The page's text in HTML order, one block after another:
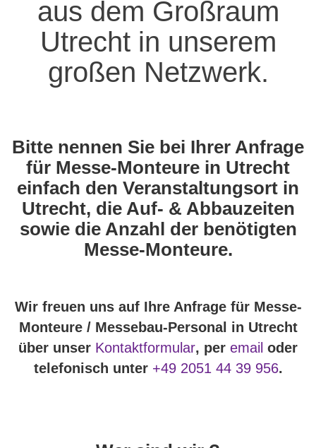
aus dem Großraum
Utrecht in unserem
großen Netzwerk.
Bitte nennen Sie bei Ihrer Anfrage
für Messe-Monteure in Utrecht
einfach den Veranstaltungsort in
Utrecht, die Auf- & Abbauzeiten
sowie die Anzahl der benötigten
Messe-Monteure.
Wir freuen uns auf Ihre Anfrage für Messe-
Monteure / Messebau-Personal in Utrecht
über unser Kontaktformular, per email oder
telefonisch unter +49 2051 44 39 956.